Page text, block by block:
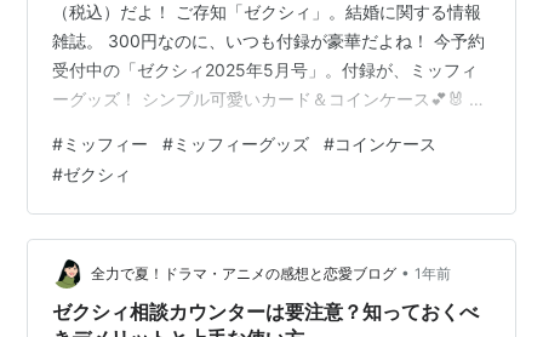
（税込）だよ！ ご存知「ゼクシィ」。結婚に関する情報
雑誌。 300円なのに、いつも付録が豪華だよね！ 今予約
受付中の「ゼクシィ2025年5月号」。付録が、ミッフィ
ーグッズ！ シンプル可愛いカード＆コインケース💕🐰 残
`) なので、付録情報のW.A. Channelさんの動画をどう
ぞ。（ミッフィー情報から再生されるようにしてます）
youtu.be わたし？もちろん予約済み👍 忘れる前に予約し
とかないとね！ ゼクシィ北海道 2025年 5月号 リクルー
ト Amazon ゼクシィ北海道 2…
#ミッフィー #ミッフィーグッズ #コインケース
#ゼクシィ
全力で夏！ドラマ・アニメの感想と恋愛ブログ • 1年前
ゼクシィ相談カウンターは要注意？知っておくべ